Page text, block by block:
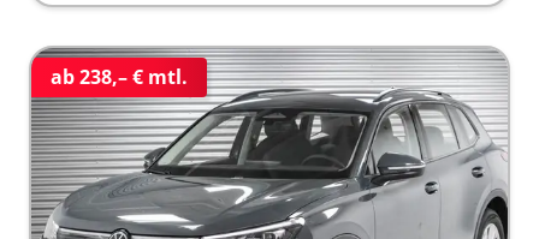
ab 238,– € mtl.